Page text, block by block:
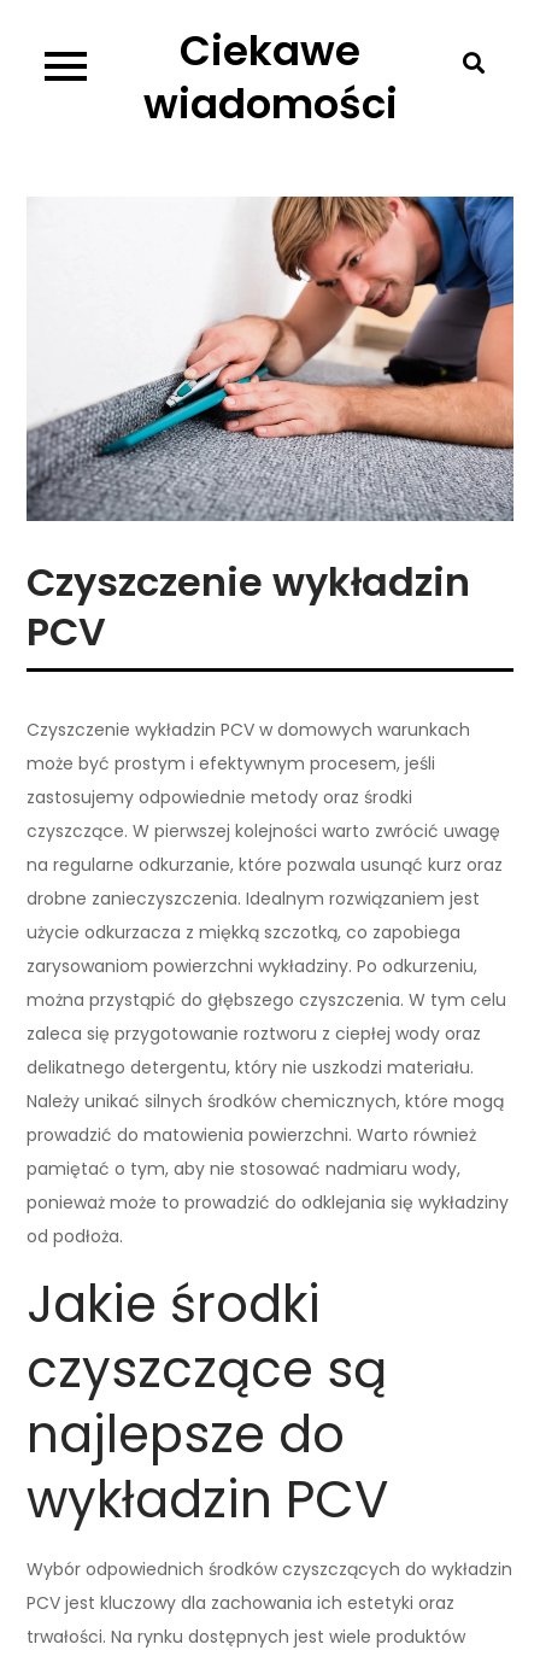
content
Ciekawe
wiadomości
Czyszczenie wykładzin
PCV
Czyszczenie wykładzin PCV w domowych warunkach
może być prostym i efektywnym procesem, jeśli
zastosujemy odpowiednie metody oraz środki
czyszczące. W pierwszej kolejności warto zwrócić uwagę
na regularne odkurzanie, które pozwala usunąć kurz oraz
drobne zanieczyszczenia. Idealnym rozwiązaniem jest
użycie odkurzacza z miękką szczotką, co zapobiega
zarysowaniom powierzchni wykładziny. Po odkurzeniu,
można przystąpić do głębszego czyszczenia. W tym celu
zaleca się przygotowanie roztworu z ciepłej wody oraz
delikatnego detergentu, który nie uszkodzi materiału.
Należy unikać silnych środków chemicznych, które mogą
prowadzić do matowienia powierzchni. Warto również
pamiętać o tym, aby nie stosować nadmiaru wody,
ponieważ może to prowadzić do odklejania się wykładziny
od podłoża.
Jakie środki
czyszczące są
najlepsze do
wykładzin PCV
Wybór odpowiednich środków czyszczących do wykładzin
PCV jest kluczowy dla zachowania ich estetyki oraz
trwałości. Na rynku dostępnych jest wiele produktów